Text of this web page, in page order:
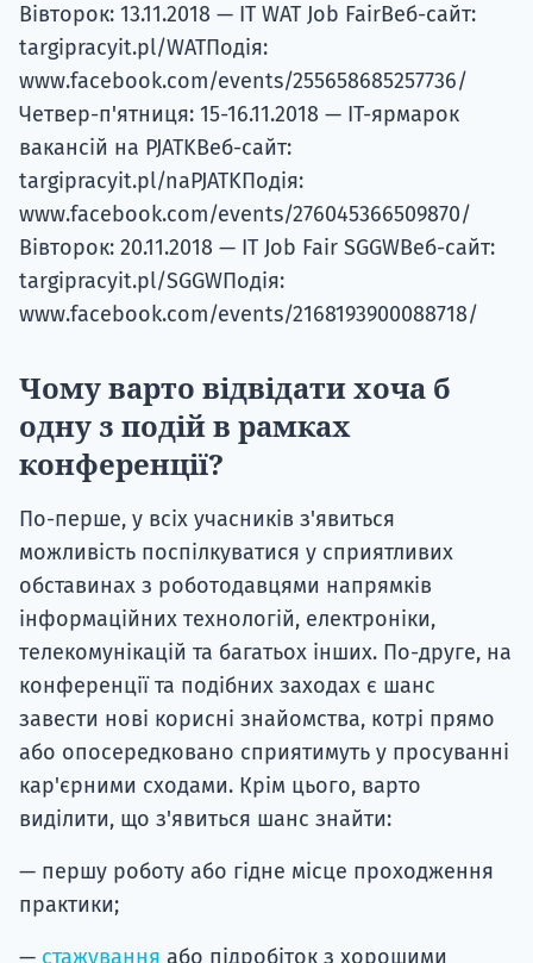
Вівторок: 13.11.2018 — IT WAT Job FairВеб-сайт:
targipracyit.pl/WATПодія:
www.facebook.com/events/255658685257736/
Четвер-п'ятниця: 15-16.11.2018 — ІТ-ярмарок
вакансій на PJATKВеб-сайт:
targipracyit.pl/naPJATKПодія:
www.facebook.com/events/276045366509870/
Вівторок: 20.11.2018 — IT Job Fair SGGWВеб-сайт:
targipracyit.pl/SGGWПодія:
www.facebook.com/events/2168193900088718/
Чому варто відвідати хоча б
одну з подій в рамках
конференції?
По-перше, у всіх учасників з'явиться
можливість поспілкуватися у сприятливих
обставинах з роботодавцями напрямків
інформаційних технологій, електроніки,
телекомунікацій та багатьох інших. По-друге, на
конференції та подібних заходах є шанс
завести нові корисні знайомства, котрі прямо
або опосередковано сприятимуть у просуванні
кар'єрними сходами. Крім цього, варто
виділити, що з'явиться шанс знайти:
— першу роботу або гідне місце проходження
практики;
— стажування або підробіток з хорошими